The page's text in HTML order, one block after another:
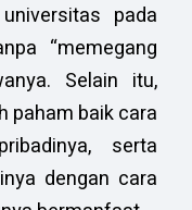
pada
“memegang
Selain itu,
paham baik cara
serta
dengan cara